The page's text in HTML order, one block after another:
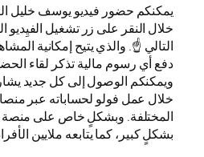
يمكنكم حضور فيديو يوسف خليل
خلال النقر على زر تشغيل
التالي ☝️. والذي يتيح إمكانية
دفع أي رسوم مالية تذكر لقاء
ويمكنكم الوصول إلى كل جديد
خلال عمل فولو لحساباته عبر
المختلفة. وبشكلٍ خاص على منصة
بشكلٍ كبير، كما يتابعه ملايين